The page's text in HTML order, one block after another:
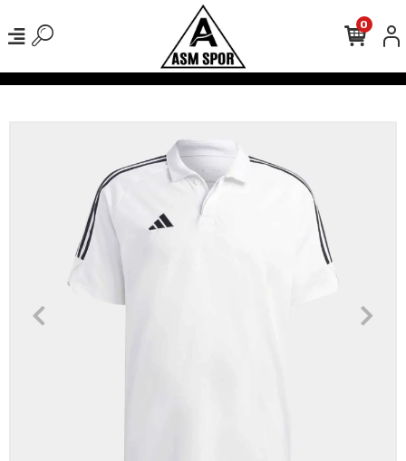
Kargo Ücretsiz! 500 TL Üzeri Tüm Alışverişlerinizde
0